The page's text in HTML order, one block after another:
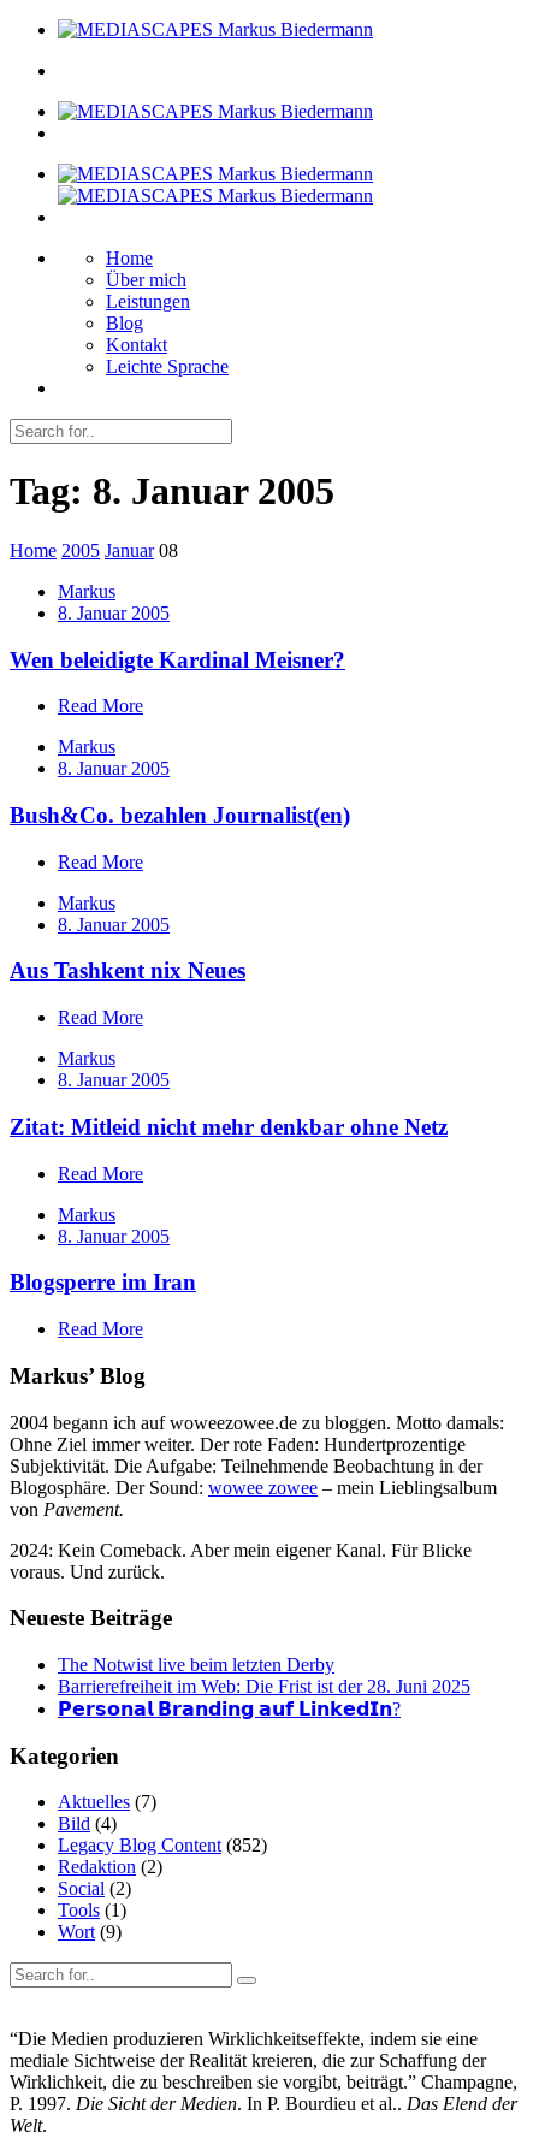
Home
Über mich
Leistungen
Blog
Kontakt
Leichte Sprache
Tag: 8. Januar 2005
Home 2005 Januar 08
Markus
8. Januar 2005
Wen beleidigte Kardinal Meisner?
Read More
Markus
8. Januar 2005
Bush&Co. bezahlen Journalist(en)
Read More
Markus
8. Januar 2005
Aus Tashkent nix Neues
Read More
Markus
8. Januar 2005
Zitat: Mitleid nicht mehr denkbar ohne Netz
Read More
Markus
8. Januar 2005
Blogsperre im Iran
Read More
Markus’ Blog
2004 begann ich auf woweezowee.de zu bloggen. Motto damals:
Ohne Ziel immer weiter. Der rote Faden: Hundertprozentige
Subjektivität. Die Aufgabe: Teilnehmende Beobachtung in der
Blogosphäre. Der Sound: wowee zowee – mein Lieblingsalbum
von Pavement.
2024: Kein Comeback. Aber mein eigener Kanal. Für Blicke
voraus. Und zurück.
Neueste Beiträge
The Notwist live beim letzten Derby
Barrierefreiheit im Web: Die Frist ist der 28. Juni 2025
𝗣𝗲𝗿𝘀𝗼𝗻𝗮𝗹 𝗕𝗿𝗮𝗻𝗱𝗶𝗻𝗴 𝗮𝘂𝗳 𝗟𝗶𝗻𝗸𝗲𝗱𝗜𝗻?
Kategorien
Aktuelles (7)
Bild (4)
Legacy Blog Content (852)
Redaktion (2)
Social (2)
Tools (1)
Wort (9)
“Die Medien produzieren Wirklichkeitseffekte, indem sie eine
mediale Sichtweise der Realität kreieren, die zur Schaffung der
Wirklichkeit, die zu beschreiben sie vorgibt, beiträgt.” Champagne,
P. 1997. Die Sicht der Medien. In P. Bourdieu et al.. Das Elend der
Welt.